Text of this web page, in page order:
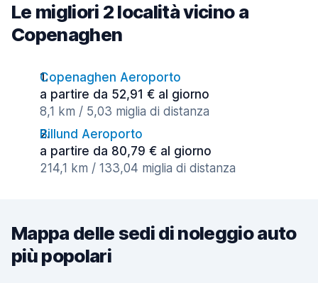
Le migliori 2 località vicino a
Copenaghen
Copenaghen Aeroporto
a partire da 52,91 € al giorno
8,1 km / 5,03 miglia di distanza
Billund Aeroporto
a partire da 80,79 € al giorno
214,1 km / 133,04 miglia di distanza
Mappa delle sedi di noleggio auto
più popolari